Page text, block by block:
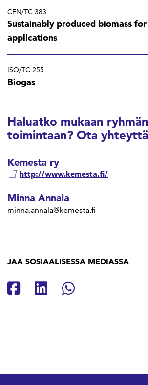
CEN/TC 383
Sustainably produced biomass
applications
ISO/TC 255
Biogas
Haluatko mukaan ryhmän
toimintaan? Ota yhteyttä
Kemesta ry
http://www.kemesta.fi/
Minna Annala
minna.annala@kemesta.fi
JAA SOSIAALISESSA MEDIASSA
Jaa Facebookissa
Jaa Linkedinissä
Jaa